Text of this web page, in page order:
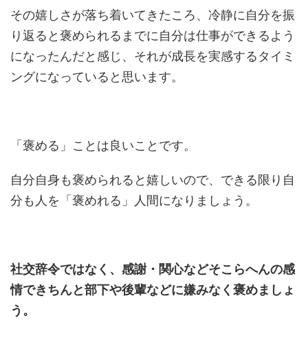
その嬉しさが落ち着いてきたころ、冷静に自分を振
り返ると褒められるまでに自分は仕事ができるよう
になったんだと感じ、それが成長を実感するタイミ
ングになっていると思います。
「褒める」ことは良いことです。
自分自身も褒められると嬉しいので、できる限り自
分も人を「褒めれる」人間になりましょう。
社交辞令ではなく、感謝・関心などそこらへんの感
情できちんと部下や後輩などに嫌みなく褒めましょ
う。